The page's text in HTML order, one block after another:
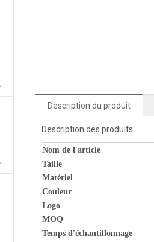
Description du produit
Description des produits
Nom de l'article
Taille
Matériel
Couleur
Logo
MOQ
Temps d'échantillonnage